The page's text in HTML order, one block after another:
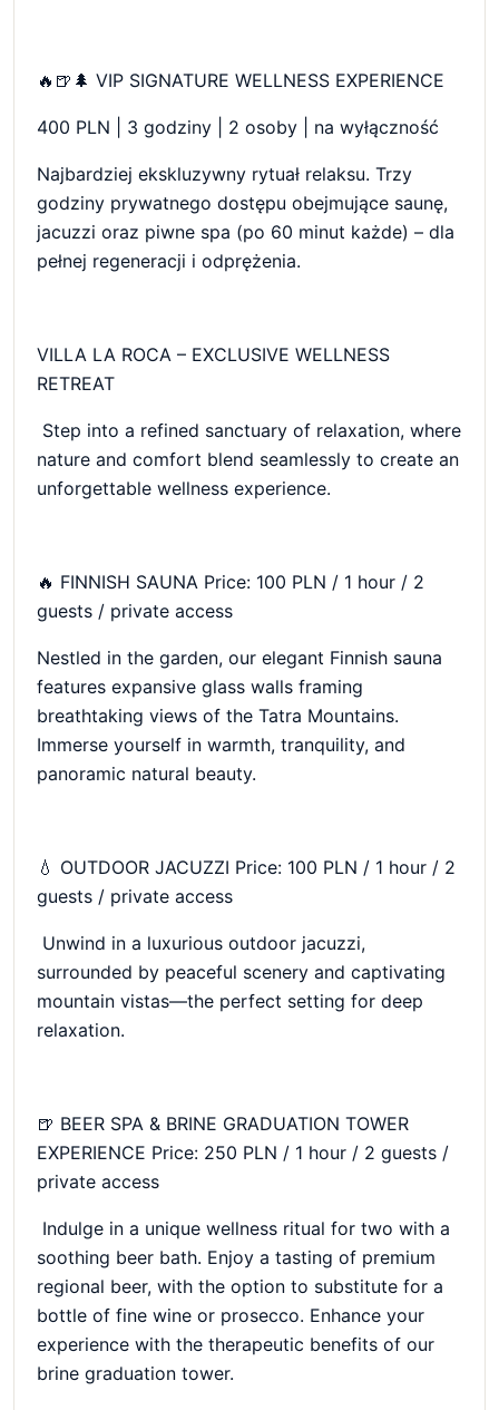
🔥🍺🌲 VIP SIGNATURE WELLNESS EXPERIENCE
400 PLN | 3 godziny | 2 osoby | na wyłączność
Najbardziej ekskluzywny rytuał relaksu. Trzy
godziny prywatnego dostępu obejmujące saunę,
jacuzzi oraz piwne spa (po 60 minut każde) – dla
pełnej regeneracji i odprężenia.
VILLA LA ROCA – EXCLUSIVE WELLNESS
RETREAT
Step into a refined sanctuary of relaxation, where
nature and comfort blend seamlessly to create an
unforgettable wellness experience.
🔥 FINNISH SAUNA Price: 100 PLN / 1 hour / 2
guests / private access
Nestled in the garden, our elegant Finnish sauna
features expansive glass walls framing
breathtaking views of the Tatra Mountains.
Immerse yourself in warmth, tranquility, and
panoramic natural beauty.
💧 OUTDOOR JACUZZI Price: 100 PLN / 1 hour / 2
guests / private access
Unwind in a luxurious outdoor jacuzzi,
surrounded by peaceful scenery and captivating
mountain vistas—the perfect setting for deep
relaxation.
🍺 BEER SPA & BRINE GRADUATION TOWER
EXPERIENCE Price: 250 PLN / 1 hour / 2 guests /
private access
Indulge in a unique wellness ritual for two with a
soothing beer bath. Enjoy a tasting of premium
regional beer, with the option to substitute for a
bottle of fine wine or prosecco. Enhance your
experience with the therapeutic benefits of our
brine graduation tower.